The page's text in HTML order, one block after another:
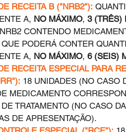
RECEITA B ("NRB2"):
A, NO MÁXIMO, 3 (TRÊS)
CONTENDO
PODERÁ CONTER
A, NO MÁXIMO, 6 (SEIS)
RECEITA ESPECIAL PARA
18 UNIDADES (NO CASO
MEDICAMENTO
TRATAMENTO (NO CASO
DE APRESENTAÇÃO).